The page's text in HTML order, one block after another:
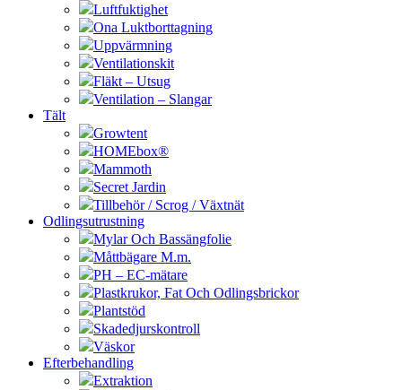
Luftfuktighet
Ona Luktborttagning
Uppvärmning
Ventilationskit
Fläkt – Utsug
Ventilation – Slangar
Tält
Growtent
HOMEbox®
Mammoth
Secret Jardin
Tillbehör / Scrog / Växtnät
Odlingsutrustning
Mylar Och Bassängfolie
Måttbägare M.m.
PH – EC-mätare
Plastkrukor, Fat Och Odlingsbrickor
Plantstöd
Skadedjurskontroll
Väskor
Efterbehandling
Extraktion